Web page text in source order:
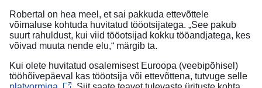
Robertal on hea meel, et sai pakkuda ettevõttele
võimaluse kohtuda huvitatud tööotsijatega. „See pakub
suurt rahuldust, kui viid tööotsijad kokku tööandjatega, kes
võivad muuta nende elu,“ märgib ta.
Kui olete huvitatud osalemisest Euroopa (veebipõhisel)
tööhõivepäeval kas tööotsija või ettevõttena, tutvuge selle